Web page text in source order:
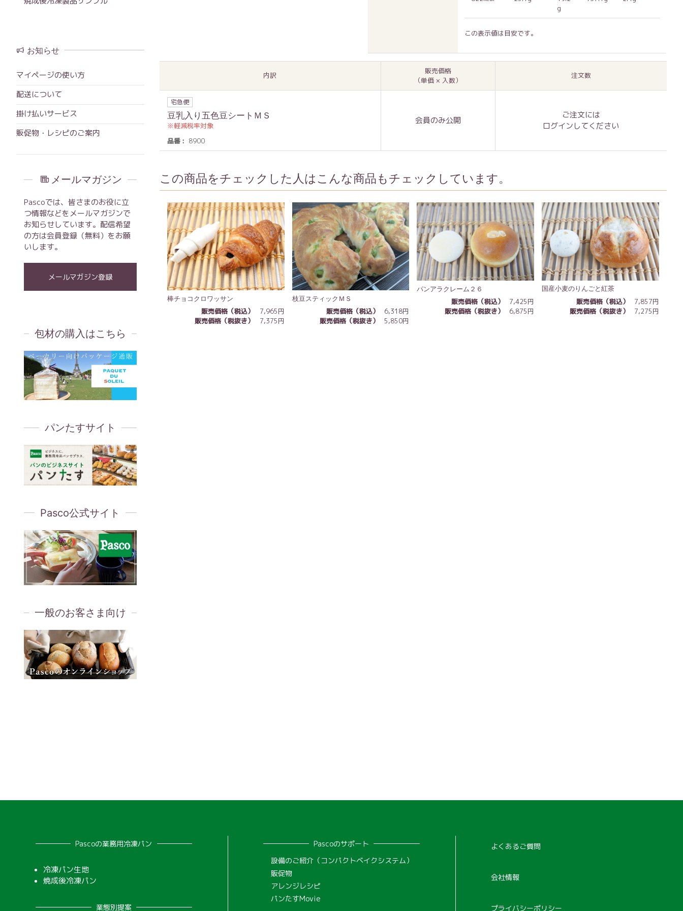
g
この表示値は目安です。
内訳
販売価格
（単価 × 入数）
注文数
宅急便
豆乳入り五色豆シートＭＳ
軽減税率対象
品番
8900
会員のみ公開
ご注文には
ログインしてください
この商品をチェックした人はこんな商品もチェックしています。
棒チョコクロワッサン
販売価格（税込）
7,965円
販売価格（税抜き）
7,375円
枝豆スティックＭＳ
販売価格（税込）
6,318円
販売価格（税抜き）
5,850円
パンアラクレーム２６
販売価格（税込）
7,425円
販売価格（税抜き）
6,875円
国産小麦のりんごと紅茶
販売価格（税込）
7,857円
販売価格（税抜き）
7,275円
お知らせ
マイページの使い方
配送について
掛け払いサービス
販促物・レシピのご案内
メールマガジン
Pascoでは、皆さまのお役に立
つ情報などをメールマガジンで
お知らせしています。配信希望
の方は会員登録（無料）をお願
いします。
メールマガジン登録
包材の購入はこちら
パンたすサイト
Pasco公式サイト
一般のお客さま向け
Pascoの業務用冷凍パン
冷凍パン生地
焼成後冷凍パン
業態別提案
Pascoのサポート
設備のご紹介（コンパクトベイクシステム）
販促物
アレンジレシピ
パンたすMovie
よくあるご質問
会社情報
プライバシーポリシー